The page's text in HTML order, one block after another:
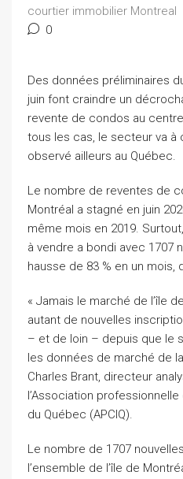
courtier immobilier Montreal
0
Des données préliminaires
juin font craindre un
revente de condos au
tous les cas, le secteur va
observé ailleurs au Québec.
Le nombre de reventes de
Montréal a stagné en juin
même mois en 2019.
à vendre a bondi avec 1707
hausse de 83 % en un mois,
« Jamais le marché de l’île
autant de nouvelles
– et de loin – depuis que le
les données de marché de
Charles Brant, directeur
l’Association
du Québec (APCIQ).
Le nombre de 1707
l’ensemble de l’île de